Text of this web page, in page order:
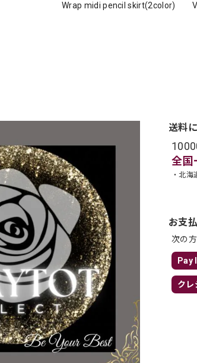
Wrap midi pencil skirt(2color)
送料
全国
・北海
お支
次の
Pay
クレ